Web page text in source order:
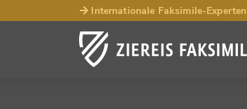
Internationale Faksimile-Experten